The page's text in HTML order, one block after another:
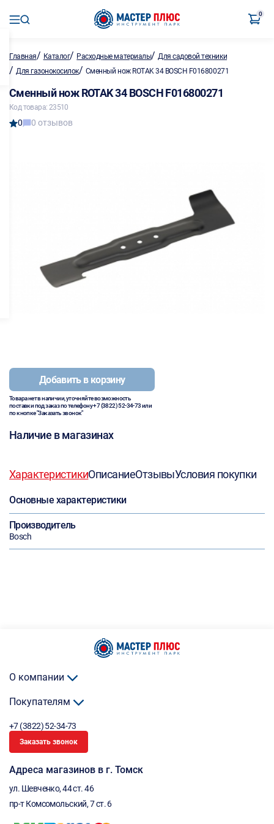
0
Главная/ Каталог/ Расходные материалы/Для садовой техники
/ Для газонокосилок/ Сменный нож ROTAK 34 BOSCH F016800271
Сменный нож ROTAK 34 BOSCH F016800271
Код товара: 23510
0 0 отзывов
Добавить в корзину
Товара нет в наличии, уточняйте возможность
поставки под заказ по телефону+7 (3822) 52-34-73или
по кнопке "Заказать звонок"
Наличие в магазинах
ХарактеристикиОписаниеОтзывыУсловия покупки
Основные характеристики
Производитель
Bosch
О компании
Покупателям
+7 (3822) 52-34-73
Заказать звонок
Адреса магазинов в г. Томск
ул. Шевченко, 44 ст. 46
пр-т Комсомольский, 7 ст. 6